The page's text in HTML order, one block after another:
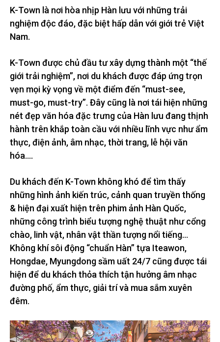
K-Town là nơi hòa nhịp Hàn lưu với những trải
nghiệm độc đáo, đặc biệt hấp dẫn với giới trẻ Việt
Nam.
K-Town được chủ đầu tư xây dựng thành một “thế
giới trải nghiệm”, nơi du khách được đáp ứng trọn
vẹn mọi kỳ vọng về một điểm đến “must-see,
must-go, must-try”. Đây cũng là nơi tái hiện những
nét đẹp văn hóa đặc trưng của Hàn lưu đang thịnh
hành trên khắp toàn cầu với nhiều lĩnh vực như ẩm
thực, điện ảnh, âm nhạc, thời trang, lễ hội văn
hóa….
Du khách đến K-Town không khó để tìm thấy
những hình ảnh kiến trúc, cảnh quan truyền thống
& hiện đại xuất hiện trên phim ảnh Hàn Quốc,
những công trình biểu tượng nghệ thuật như cổng
chào, linh vật, nhân vật thần tượng nổi tiếng…
Không khí sôi động “chuẩn Hàn” tựa Iteawon,
Hongdae, Myungdong sầm uất 24/7 cũng được tái
hiện để du khách thỏa thích tận hưởng âm nhạc
đường phố, ẩm thực, giải trí và mua sắm xuyên
đêm.